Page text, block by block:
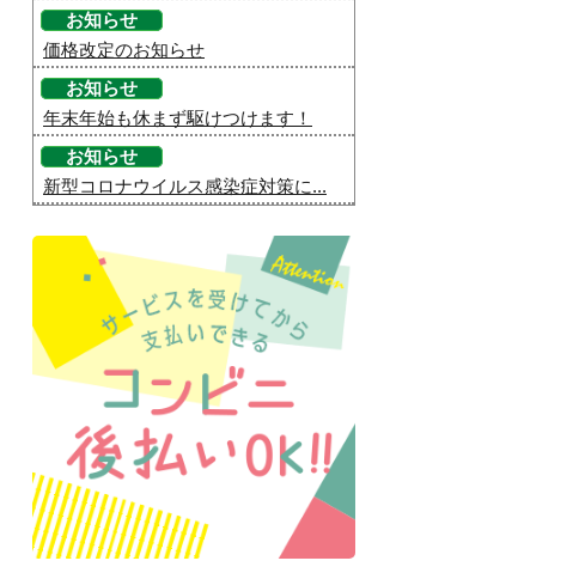
お知らせ
価格改定のお知らせ
お知らせ
年末年始も休まず駆けつけます！
お知らせ
新型コロナウイルス感染症対策に...